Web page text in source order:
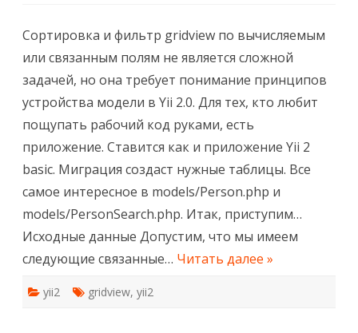
и
фильтр
gridview
по
связанным
и
вычисляемым
полям
Сортировка и фильтр gridview по вычисляемым
или связанным полям не является сложной
задачей, но она требует понимание принципов
устройства модели в Yii 2.0. Для тех, кто любит
пощупать рабочий код руками, есть
приложение. Ставится как и приложение Yii 2
basic. Миграция создаст нужные таблицы. Все
самое интересное в models/Person.php и
models/PersonSearch.php. Итак, приступим…
Исходные данные Допустим, что мы имеем
следующие связанные… Читать далее »
yii2 gridview, yii2